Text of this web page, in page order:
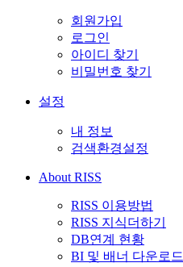
회원가입
로그인
아이디 찾기
비밀번호 찾기
설정
내 정보
검색환경설정
About RISS
RISS 이용방법
RISS 지식더하기
DB연계 현황
BI 및 배너 다운로드